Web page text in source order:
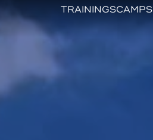
TRAININGSCAMPS